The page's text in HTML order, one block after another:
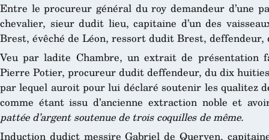
Entre le procureur général du roy demandeur d’une
chevalier, sieur dudit lieu, capitaine d’un des
Brest, évêché de Léon, ressort dudit Brest, deffendeur,
Veu par ladite Chambre, un extrait de présentation
Pierre Potier, procureur dudit deffendeur, du dix
par lequel auroit pour lui déclaré soutenir les qualitez
comme étant issu d’ancienne extraction noble et
pattée d’argent soutenue de trois coquilles de même.
Induction dudict messire Gabriel de Querven,